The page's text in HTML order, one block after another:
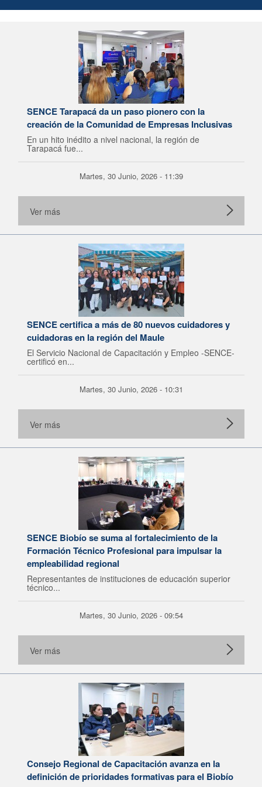
SENCE Tarapacá da un paso pionero con la
creación de la Comunidad de Empresas Inclusivas
En un hito inédito a nivel nacional, la región de
Tarapacá fue...
Martes, 30 Junio, 2026 - 11:39
Ver más
SENCE certifica a más de 80 nuevos cuidadores y
cuidadoras en la región del Maule
El Servicio Nacional de Capacitación y Empleo -SENCE-
certificó en...
Martes, 30 Junio, 2026 - 10:31
Ver más
SENCE Biobío se suma al fortalecimiento de la
Formación Técnico Profesional para impulsar la
empleabilidad regional
Representantes de instituciones de educación superior
técnico...
Martes, 30 Junio, 2026 - 09:54
Ver más
Consejo Regional de Capacitación avanza en la
definición de prioridades formativas para el Biobío